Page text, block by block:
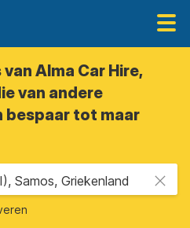
Alma Car Hire,
van andere
bespaar tot maar
Samos, Griekenland